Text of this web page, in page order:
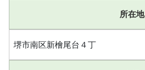
所在地
堺市南区新檜尾台４丁